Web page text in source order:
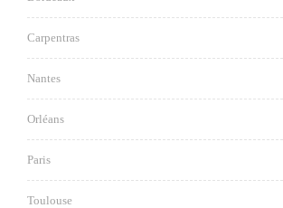
Carpentras
Nantes
Orléans
Paris
Toulouse